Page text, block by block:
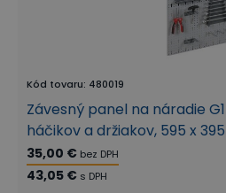
Kód tovaru: 480019
Závesný panel na náradie
háčikov a držiakov, 595 x
35,00 € bez DPH
43,05 € s DPH